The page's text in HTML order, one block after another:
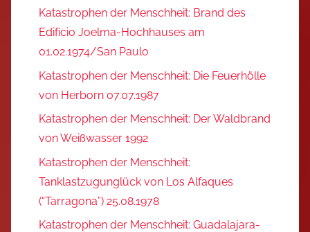
Katastrophen der Menschheit: Brand des
Edifício Joelma-Hochhauses am
01.02.1974/San Paulo
Katastrophen der Menschheit: Die Feuerhölle
von Herborn 07.07.1987
Katastrophen der Menschheit: Der Waldbrand
von Weißwasser 1992
Katastrophen der Menschheit:
Tanklastzugunglück von Los Alfaques
(“Tarragona”) 25.08.1978
Katastrophen der Menschheit: Guadalajara-